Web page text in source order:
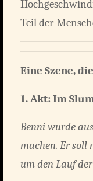
Teil der
Eine Szene,
1. Akt: Im
Benni wurde
machen. Er soll
um den Lauf